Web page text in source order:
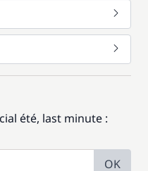
été, last minute :
OK